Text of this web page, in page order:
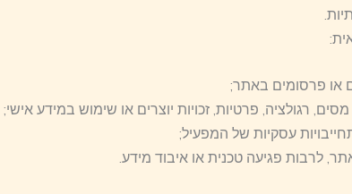
או פרסומים באתר;
רגולציה, פרטיות, זכויות יוצרים או שימוש במידע אישי;
עסקיות של המפעיל;
לרבות פגיעה טכנית או איבוד מידע.